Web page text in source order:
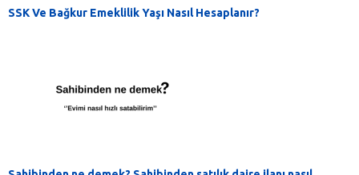
SSK Ve Bağkur Emeklilik Yaşı Nasıl Hesaplanır?